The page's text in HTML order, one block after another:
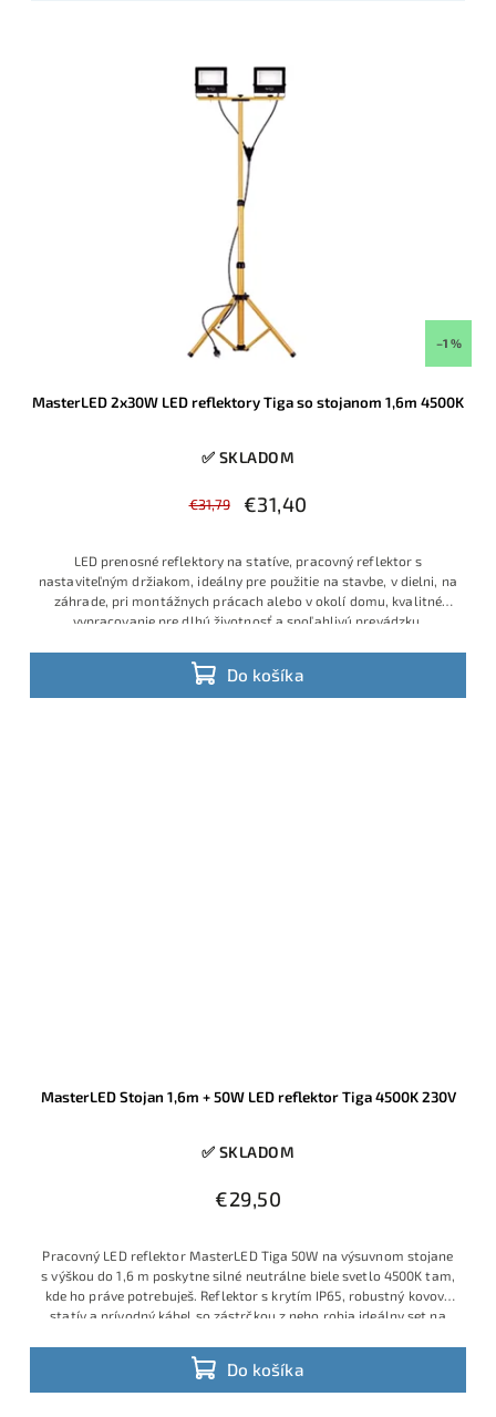
–1 %
MasterLED 2x30W LED reflektory Tiga so stojanom 1,6m 4500K
✅ SKLADOM
€31,79 €31,40
Do košíka
LED prenosné reflektory na statíve, pracovný reflektor s
nastaviteľným držiakom, ideálny pre použitie na stavbe, v dielni, na
záhrade, pri montážnych prácach alebo v okolí domu, kvalitné
vypracovanie pre dlhú životnosť a spoľahlivú prevádzku,
MasterLED Stojan 1,6m + 50W LED reflektor Tiga 4500K 230V
✅ SKLADOM
€29,50
Do košíka
Pracovný LED reflektor MasterLED Tiga 50W na výsuvnom stojane
s výškou do 1,6 m poskytne silné neutrálne biele svetlo 4500K tam,
kde ho práve potrebuješ. Reflektor s krytím IP65, robustný kovový
statív a prívodný kábel so zástrčkou z neho robia ideálny set na